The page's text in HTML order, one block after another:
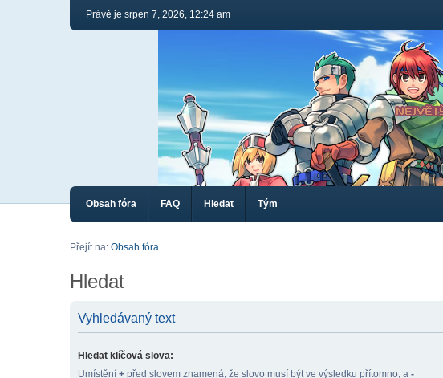
Právě je srpen 7, 2026, 12:24 am
Obsah fóra FAQ Hledat Tým
Přejít na: Obsah fóra
Hledat
Vyhledávaný text
Hledat klíčová slova:
Umístění + před slovem znamená, že slovo musí být ve výsledku přítomno, a -